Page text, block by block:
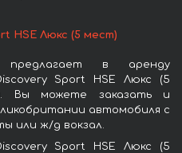
HSE Люкс (5 мест)
предлагает в аренду
Sport HSE Люкс (5
Вы можете заказать и
автомобиля с
или ж/д вокзал.
Sport HSE Люкс (5